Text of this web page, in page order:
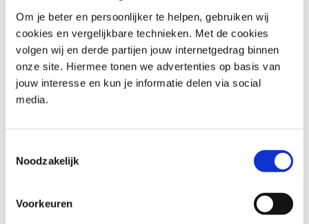
Om je beter en persoonlijker te helpen, gebruiken wij
cookies en vergelijkbare technieken. Met de cookies
volgen wij en derde partijen jouw internetgedrag binnen
onze site. Hiermee tonen we advertenties op basis van
jouw interesse en kun je informatie delen via social
media.
Noodzakelijk
Voorkeuren
valideren en meer waarde te leveren.
SAFe Product Owner/Product Manager: Deze opleiding
laat jou zien hoe je de rol van product owner
combineert met het werken in een organisatie die
Agile op schaal toepast.
Agile Requirements
Personal skills trainingen voor
product owners